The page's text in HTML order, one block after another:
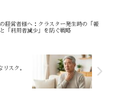
経営者様へ：クラスター発生時の「報
「利用者減少」を防ぐ戦略
スク。